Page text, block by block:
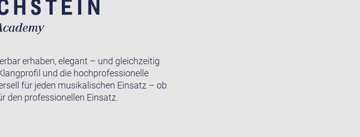
erhaben, elegant – und gleichzeitig
und die hochprofessionelle
für jeden musikalischen Einsatz – ob
den professionellen Einsatz.